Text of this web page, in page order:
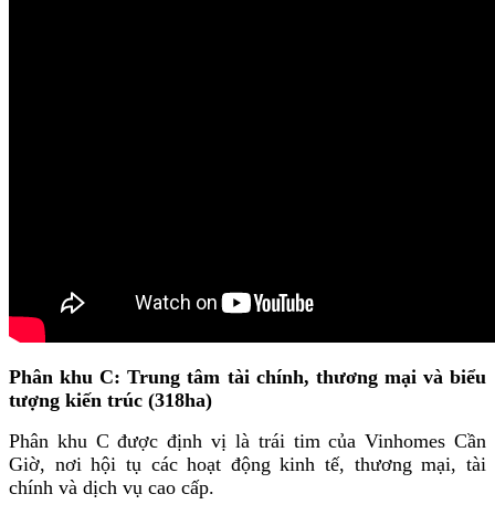
Phân khu C: Trung tâm tài chính, thương mại và biểu
tượng kiến trúc (318ha)
Phân khu C được định vị là trái tim của Vinhomes Cần
Giờ, nơi hội tụ các hoạt động kinh tế, thương mại, tài
chính và dịch vụ cao cấp.